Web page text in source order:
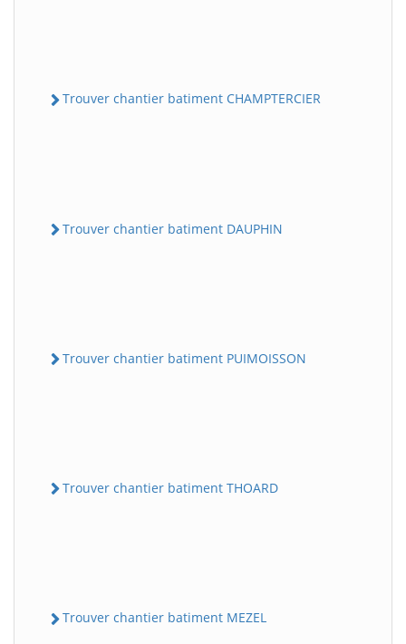
Trouver chantier batiment CHAMPTERCIER
Trouver chantier batiment DAUPHIN
Trouver chantier batiment PUIMOISSON
Trouver chantier batiment THOARD
Trouver chantier batiment MEZEL